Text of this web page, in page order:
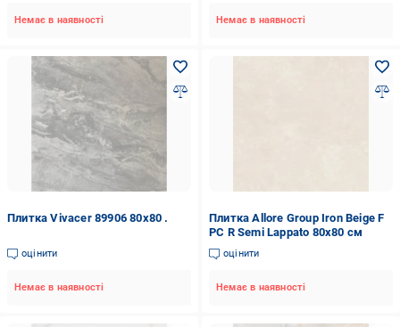
Немає в наявності Немає в наявності
Плитка Vivacer 89906 80x80 .
оцінити
Немає в наявності
Плитка Allore Group Iron Beige F
PC R Semi Lappato 80x80 см
оцінити
Немає в наявності